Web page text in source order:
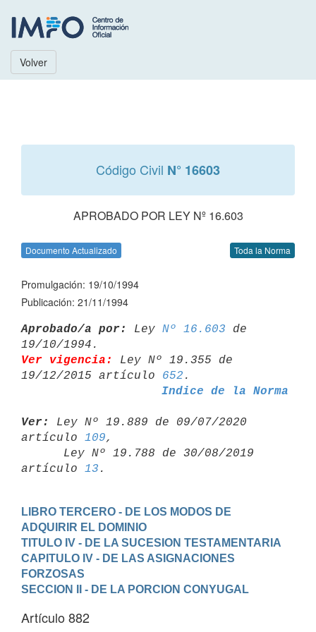
Volver
Código Civil N° 16603
APROBADO POR LEY Nº 16.603
Documento Actualizado Toda la Norma
Promulgación: 19/10/1994
Publicación: 21/11/1994
Aprobado/a por: Ley Nº 16.603 de
Ver vigencia:
Ley Nº 19.355 de
19/12/2015 artículo 652
Indice de la Norma
Ver:
Ley Nº 19.889 de 09/07/2020
artículo 109,
artículo 13
LIBRO TERCERO - DE LOS MODOS DE
ADQUIRIR EL DOMINIO
TITULO IV - DE LA SUCESION TESTAMENTARIA
CAPITULO IV - DE LAS ASIGNACIONES
FORZOSAS
SECCION II - DE LA PORCION CONYUGAL
Artículo 882